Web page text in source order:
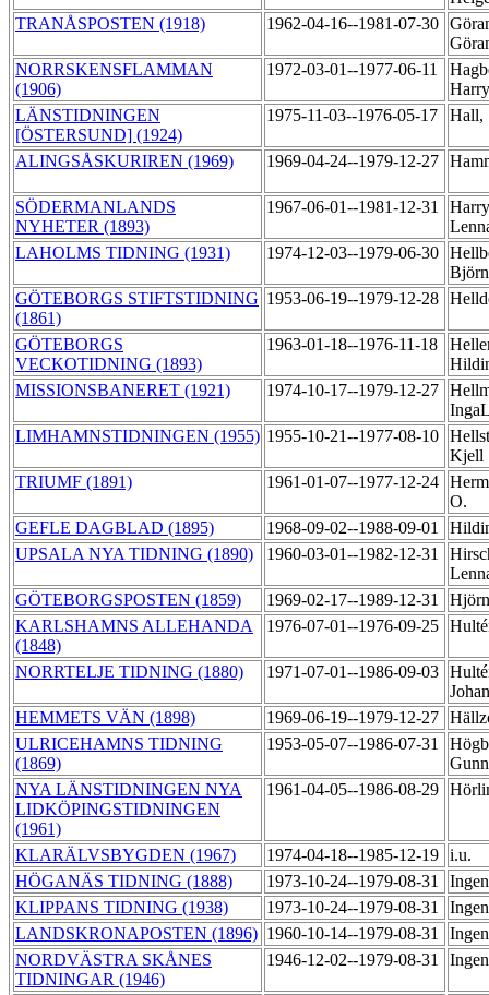
TRANÅSPOSTEN (1918)
1962-04-16--1981-07-30
NORRSKENSFLAMMAN
(1906)
1972-03-01--1977-06-11
LÄNSTIDNINGEN
[ÖSTERSUND] (1924)
1975-11-03--1976-05-17 Hall,
ALINGSÅSKURIREN (1969) 1969-04-24--1979-12-27
SÖDERMANLANDS
NYHETER (1893)
1967-06-01--1981-12-31
LAHOLMS TIDNING (1931)
1974-12-03--1979-06-30
GÖTEBORGS STIFTSTIDNING
(1861)
1953-06-19--1979-12-28
GÖTEBORGS
VECKOTIDNING (1893)
1963-01-18--1976-11-18
MISSIONSBANERET (1921)
1974-10-17--1979-12-27
LIMHAMNSTIDNINGEN (1955) 1955-10-21--1977-08-10
Kjell
TRIUMF (1891)
1961-01-07--1977-12-24
O.
GEFLE DAGBLAD (1895)
1968-09-02--1988-09-01
UPSALA NYA TIDNING (1890)
1960-03-01--1982-12-31
GÖTEBORGSPOSTEN (1859)
1969-02-17--1989-12-31
KARLSHAMNS ALLEHANDA
(1848)
1976-07-01--1976-09-25
NORRTELJE TIDNING (1880) 1971-07-01--1986-09-03
HEMMETS VÄN (1898)
1969-06-19--1979-12-27
ULRICEHAMNS TIDNING
(1869)
1953-05-07--1986-07-31
NYA LÄNSTIDNINGEN NYA
LIDKÖPINGSTIDNINGEN
(1961)
1961-04-05--1986-08-29
KLARÄLVSBYGDEN (1967) 1974-04-18--1985-12-19 i.u.
HÖGANÄS TIDNING (1888)
1973-10-24--1979-08-31
KLIPPANS TIDNING (1938)
1973-10-24--1979-08-31
LANDSKRONAPOSTEN (1896) 1960-10-14--1979-08-31
NORDVÄSTRA SKÅNES
TIDNINGAR (1946)
1946-12-02--1979-08-31